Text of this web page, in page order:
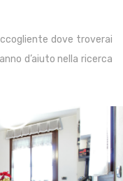
dove troverai
d’aiuto nella ricerca